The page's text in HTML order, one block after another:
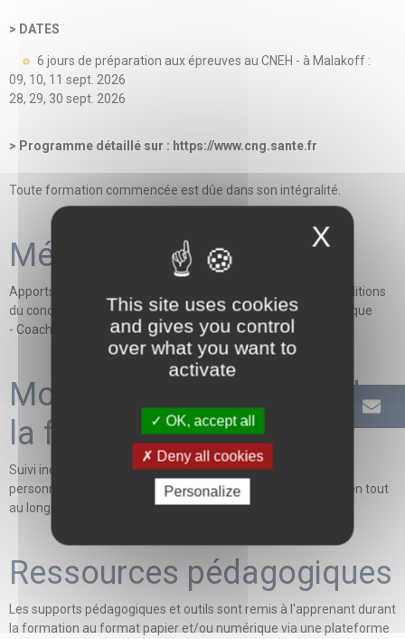
> DATES
6 jours de préparation aux épreuves au CNEH - à Malakoff :
09, 10, 11 sept. 2026
28, 29, 30 sept. 2026
> Programme détaillé sur : https://www.cng.sante.fr
Toute formation commencée est dûe dans son intégralité.
Méthodes mobilisées
Apports théoriques et pratiques - Oraux blancs dans les conditions
du concours - Débriefing collectif et recentrage méthodologique
- Coaching collectif et tutorat individualisé
Modalités d'évaluation de
la formation
Suivi individualisé des apprenants - Evaluation et correction
personnalisée des devoirs - Définition des axes de progression tout
au long du parcours pédagogique
Ressources pédagogiques
Les supports pédagogiques et outils sont remis à l'apprenant durant
la formation au format papier et/ou numérique via une plateforme
X
This site uses cookies
and gives you control
over what you want to
activate
OK, accept all
Deny all cookies
Personalize